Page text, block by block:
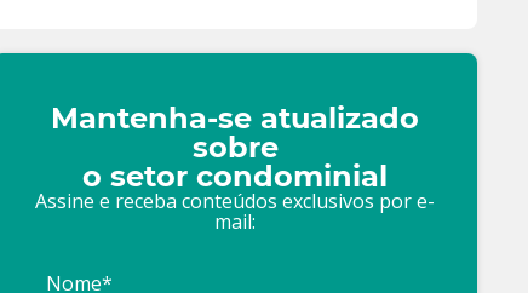
Mantenha-se atualizado
sobre
o setor condominial
Assine e receba conteúdos exclusivos por e-
mail:
Nome*